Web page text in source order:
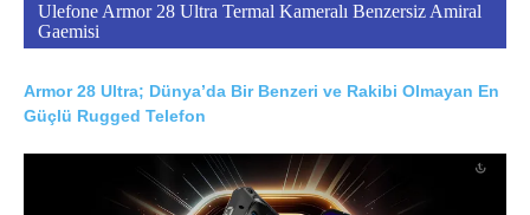
Ulefone Armor 28 Ultra Termal Kameralı Benzersiz Amiral
Gaemisi
Armor 28 Ultra; Dünya’da Bir Benzeri ve Rakibi Olmayan En
Güçlü Rugged Telefon